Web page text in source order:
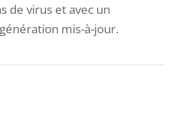
de virus et avec un
mis-à-jour.